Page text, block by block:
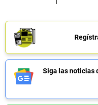
Siga las noticias